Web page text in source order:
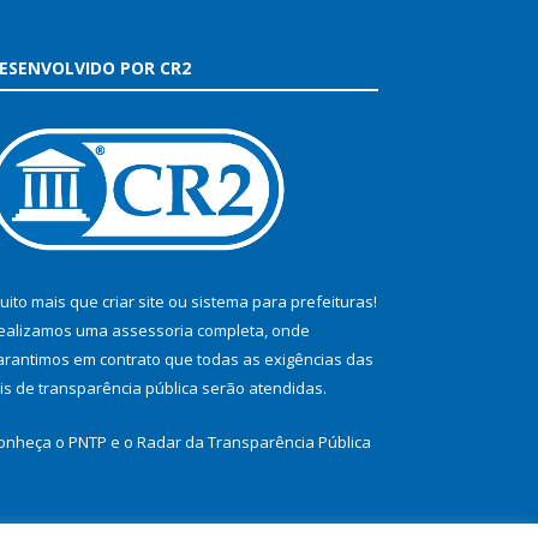
POR CR2
mais que criar site ou sistema para prefeituras!
uma assessoria completa, onde
em contrato que todas as exigências das
de transparência pública serão atendidas.
o PNTP e o Radar da Transparência Pública